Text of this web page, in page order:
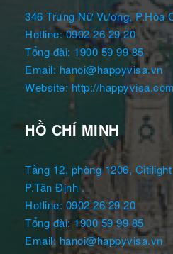
346 Trưng Nữ Vương, P.Hòa
Hotline: 0902 26 29 20
Tổng đài: 1900 59 99 85
Email: hanoi@happyvisa.vn
Website: http://
HỒ CHÍ MINH
Tầng 12, phòng 1206,
P.Tân Định .
Hotline: 0902 26 29 20
Tổng đài: 1900 59 99 85
Email: hanoi@happyvisa.vn